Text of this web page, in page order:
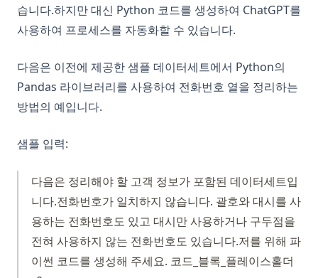
습니다.하지만 대신 Python 코드를 생성하여 ChatGPT를
사용하여 프로세스를 자동화할 수 있습니다.
다음은 이전에 제공한 샘플 데이터세트에서 Python의
Pandas 라이브러리를 사용하여 전화번호 열을 정리하는
방법의 예입니다.
샘플 입력:
다음은 정리해야 할 고객 정보가 포함된 데이터세트입
니다.전화번호가 일치하지 않습니다. 괄호와 대시를 사
용하는 전화번호도 있고 대시만 사용하거나 구두점을
전혀 사용하지 않는 전화번호도 있습니다.저를 위해 파
이썬 코드를 생성해 주세요. 코드_블록_플레이스홀더